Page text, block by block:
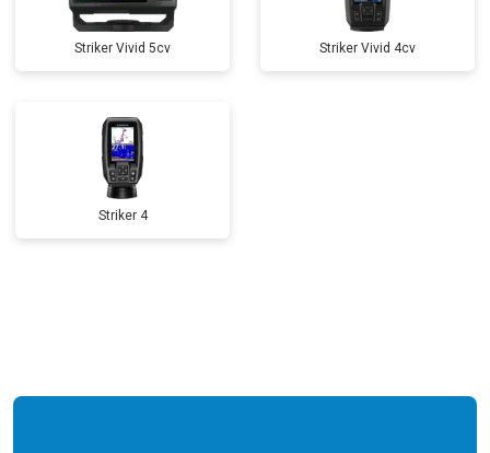
Striker Vivid 5cv Striker Vivid 4cv
Striker 4